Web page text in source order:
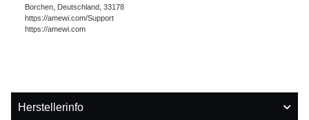
Borchen, Deutschland, 33178
https://amewi.com/Support
https://amewi.com
Herstellerinfo